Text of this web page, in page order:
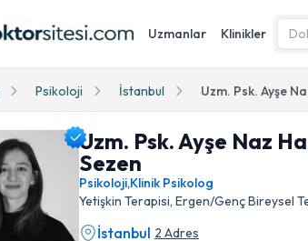
Uzmanlar Klinikler
Psikoloji İstanbul Uzm. Psk. Ayşe
Uzm. Psk. Ayşe Naz
Sezen
Psikoloji,Klinik Psikolog
Yetişkin Terapisi, Ergen/Genç Bireysel
İstanbul 2 Adres